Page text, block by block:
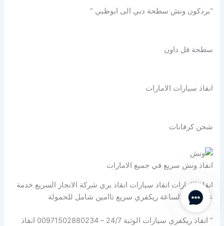
“بردكون ونش سطحة دبي الى ابوظبي “
سطحة فل داون
انقاذ سيارات الامارات
شحن كرفانات
انقاذ ونش سريع في جميع الامارات
انقاذ الامارات انقاذ سيارات انقاذ بري شركة الانجاز السريع خدمة
على مدار الساعة ريكفري سريع تاامين شامل للحمولة
” انقاذ ريكفري سيارات الوثبة 24/7 – 00971502880234 انقاذ
Contact Us